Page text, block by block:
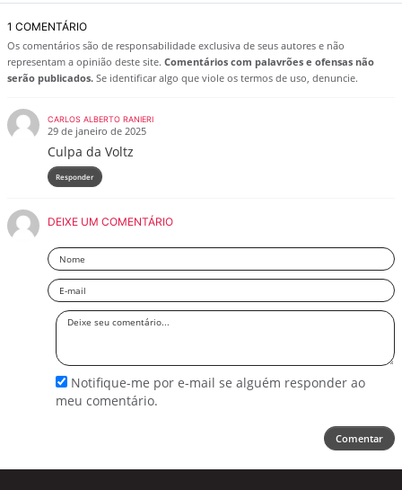
1 COMENTÁRIO
Os comentários são de responsabilidade exclusiva de seus autores e não
representam a opinião deste site. Comentários com palavrões e ofensas não
serão publicados. Se identificar algo que viole os termos de uso, denuncie.
CARLOS ALBERTO RANIERI
29 de janeiro de 2025
Culpa da Voltz
Responder
DEIXE UM COMENTÁRIO
Nome
Email
Deixe
Notifique-me por e-mail se alguém responder ao
meu comentário.
Comentar